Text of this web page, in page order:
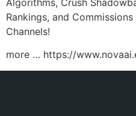
Rankings, and
Channels!
more … https://